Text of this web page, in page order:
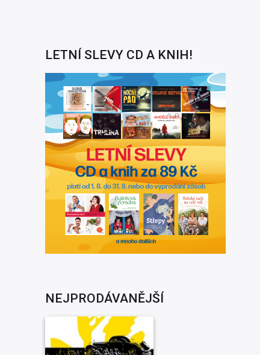
LETNÍ SLEVY CD A KNIH!
NEJPRODÁVANĚJŠÍ